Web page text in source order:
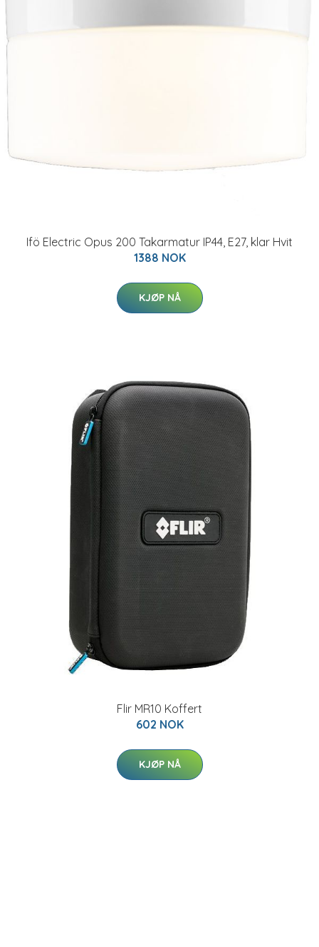
Ifö Electric Opus 200 Takarmatur IP44, E27, klar Hvit
1388 NOK
KJØP NÅ
Flir MR10 Koffert
602 NOK
KJØP NÅ